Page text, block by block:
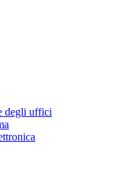
degli uffici